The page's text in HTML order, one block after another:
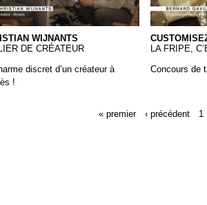
WIJNANTS
DE CRÉATEUR
discret d’un créateur à
!
LA FRIPE,
Concours de
« premier ‹ précédent 1